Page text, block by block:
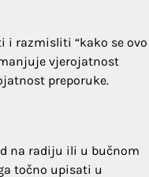
i razmisliti “kako se ovo
vjerojatnost
preporuke.
na radiju ili u bučnom
točno upisati u